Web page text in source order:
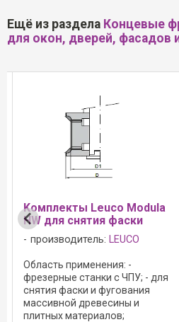
Ещё из раздела Концевые
для окон, дверей, фасадов
Leuco Modula
фаски
LEUCO
-
станки с ЧПУ; - для
и фугования
древесины и
HW для
Область
фрезерные
фугования
массивной
древесно-